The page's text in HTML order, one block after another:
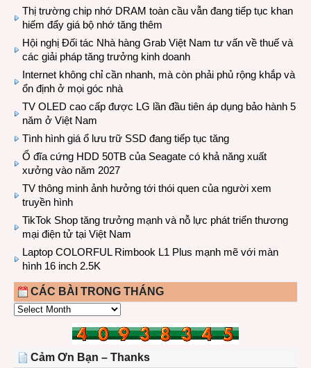
Thị trường chip nhớ DRAM toàn cầu vẫn đang tiếp tục khan
hiếm đẩy giá bộ nhớ tăng thêm
Hội nghị Đối tác Nhà hàng Grab Việt Nam tư vấn về thuế và
các giải pháp tăng trưởng kinh doanh
Internet không chỉ cần nhanh, mà còn phải phủ rộng khắp và
ổn định ở mọi góc nhà
TV OLED cao cấp được LG lần đầu tiên áp dụng bảo hành 5
năm ở Việt Nam
Tình hình giá ổ lưu trữ SSD đang tiếp tục tăng
Ổ đĩa cứng HDD 50TB của Seagate có khả năng xuất
xưởng vào năm 2027
TV thông minh ảnh hưởng tới thói quen của người xem
truyền hình
TikTok Shop tăng trưởng mạnh và nỗ lực phát triển thương
mại điện tử tại Việt Nam
Laptop COLORFUL Rimbook L1 Plus mạnh mẽ với màn
hình 16 inch 2.5K
CÁC BÀI TRONG THÁNG
CÁC
THÁNG
Cảm Ơn Bạn – Thanks